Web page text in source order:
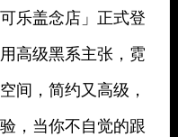
乐盖念店」正式登
高级黑系主张，霓
间，简约又高级，
，当你不自觉的跟